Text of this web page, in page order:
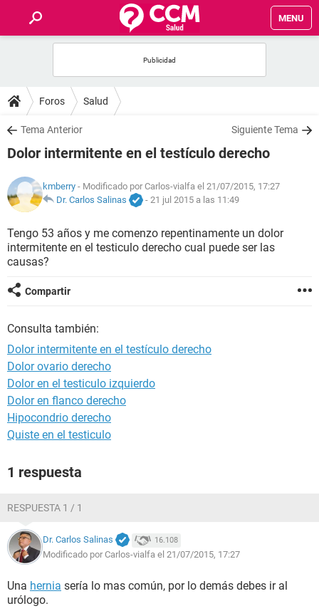
MENU
FOROS
SALUD
NUTRICIÓN
BIENESTAR
Foros Salud
Tema Anterior Siguiente Tema
Dolor intermitente en el testículo derecho
kmberry - Modificado por Carlos-vialfa el 21/07/2015, 17:27
Dr. Carlos Salinas
- 21 jul 2015 a las 11:49
Tengo 53 años y me comenzo repentinamente un dolor
intermitente en el testiculo derecho cual puede ser las
causas?
Compartir
Consulta también:
Dolor intermitente en el testículo derecho
Dolor ovario derecho
Dolor en el testiculo izquierdo
Dolor en flanco derecho
Hipocondrio derecho
Quiste en el testiculo
1 respuesta
RESPUESTA 1 / 1
Dr. Carlos Salinas 16.108
Modificado por Carlos-vialfa el 21/07/2015, 17:27
Una hernia sería lo mas común, por lo demás debes ir al
urólogo.